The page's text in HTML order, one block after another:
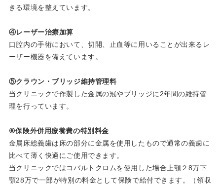
きる環境を整えています。
④レーザー治療加算
口腔内の手術において、切開、止血等に用いることが出来るレ
ーザー機器を備えています。
⑤クラウン・ブリッジ維持管理料
当クリニックで作製した金属の冠やブリッジに2年間の維持管
理を行っています。
⑥保険外併用療養費の特別料金
金属床総義歯は床の部分に金属を使用したもので通常の義歯に
比べて薄く快適にご使用できます。
当クリニックではコバルトクロムを使用した場合上顎２8万下
顎28万で一部が特別の料金として保険で給付できます。（領収